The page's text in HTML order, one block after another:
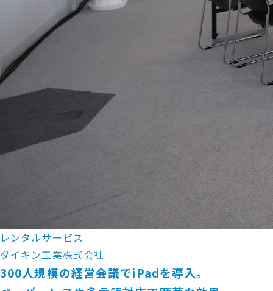
レンタルサービス
ダイキン工業株式会社
300人規模の経営会議でiPadを導入。